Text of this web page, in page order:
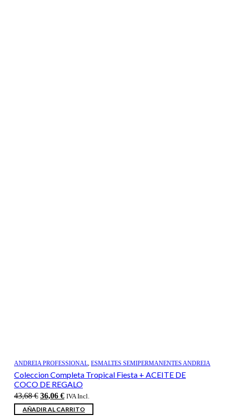
ANDREIA PROFESSIONAL, ESMALTES SEMIPERMANENTES ANDREIA
Coleccion Completa Tropical Fiesta + ACEITE DE
COCO DE REGALO
43,68€ El
precio
original
36,06 €El
precio
actual
IVA Incl.
AÑADIR AL CARRITO